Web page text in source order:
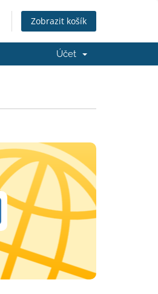
Zobrazit košík
Účet